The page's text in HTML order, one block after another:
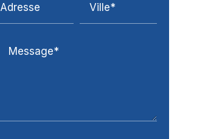
Adresse Ville*
Message*